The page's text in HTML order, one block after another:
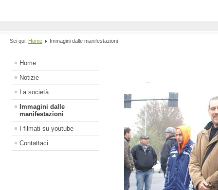
Sei qui: Home Immagini dalle manifestazioni
Home
Notizie
La società
Immagini dalle
manifestazioni
I filmati su youtube
Contattaci